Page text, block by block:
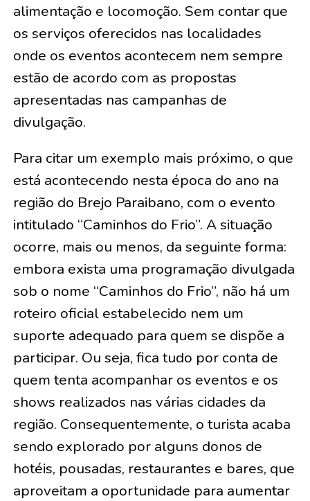
alimentação e locomoção. Sem contar que
os serviços oferecidos nas localidades
onde os eventos acontecem nem sempre
estão de acordo com as propostas
apresentadas nas campanhas de
divulgação.
Para citar um exemplo mais próximo, o que
está acontecendo nesta época do ano na
região do Brejo Paraibano, com o evento
intitulado “Caminhos do Frio”. A situação
ocorre, mais ou menos, da seguinte forma:
embora exista uma programação divulgada
sob o nome “Caminhos do Frio”, não há um
roteiro oficial estabelecido nem um
suporte adequado para quem se dispõe a
participar. Ou seja, fica tudo por conta de
quem tenta acompanhar os eventos e os
shows realizados nas várias cidades da
região. Consequentemente, o turista acaba
sendo explorado por alguns donos de
hotéis, pousadas, restaurantes e bares, que
aproveitam a oportunidade para aumentar